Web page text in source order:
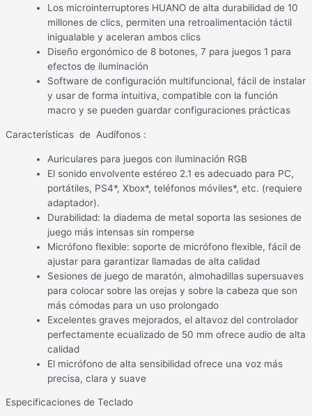
Los microinterruptores HUANO de alta durabilidad de 10
millones de clics, permiten una retroalimentación táctil
inigualable y aceleran ambos clics
Diseño ergonómico de 8 botones, 7 para juegos 1 para
efectos de iluminación
Software de configuración multifuncional, fácil de instalar
y usar de forma intuitiva, compatible con la función
macro y se pueden guardar configuraciones prácticas
Características de Audífonos :
Auriculares para juegos con iluminación RGB
El sonido envolvente estéreo 2.1 es adecuado para PC,
portátiles, PS4*, Xbox*, teléfonos móviles*, etc. (requiere
adaptador).
Durabilidad: la diadema de metal soporta las sesiones de
juego más intensas sin romperse
Micrófono flexible: soporte de micrófono flexible, fácil de
ajustar para garantizar llamadas de alta calidad
Sesiones de juego de maratón, almohadillas supersuaves
para colocar sobre las orejas y sobre la cabeza que son
más cómodas para un uso prolongado
Excelentes graves mejorados, el altavoz del controlador
perfectamente ecualizado de 50 mm ofrece audio de alta
calidad
El micrófono de alta sensibilidad ofrece una voz más
precisa, clara y suave
Especificaciones de Teclado